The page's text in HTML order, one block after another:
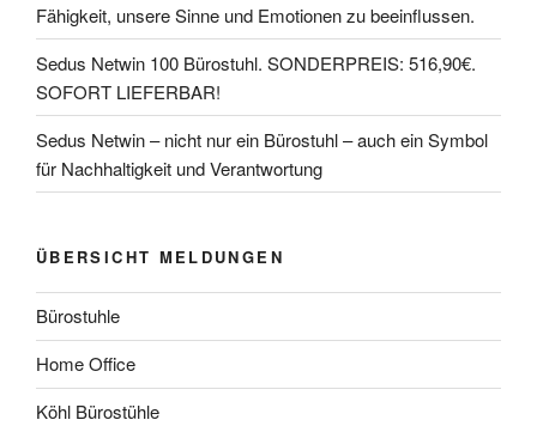
Fähigkeit, unsere Sinne und Emotionen zu beeinflussen.
Sedus Netwin 100 Bürostuhl. SONDERPREIS: 516,90€.
SOFORT LIEFERBAR!
Sedus Netwin – nicht nur ein Bürostuhl – auch ein Symbol
für Nachhaltigkeit und Verantwortung
ÜBERSICHT MELDUNGEN
Bürostuhle
Home Office
Köhl Bürostühle